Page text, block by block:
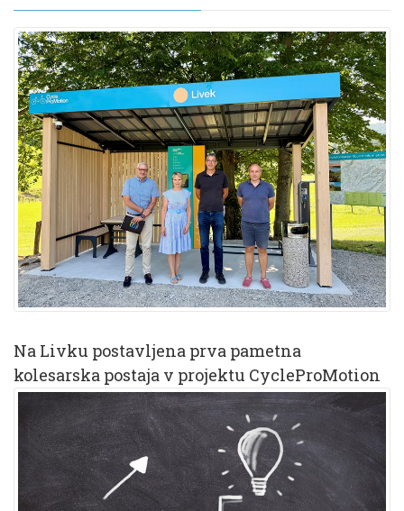
Na Livku postavljena prva pametna
kolesarska postaja v projektu CycleProMotion